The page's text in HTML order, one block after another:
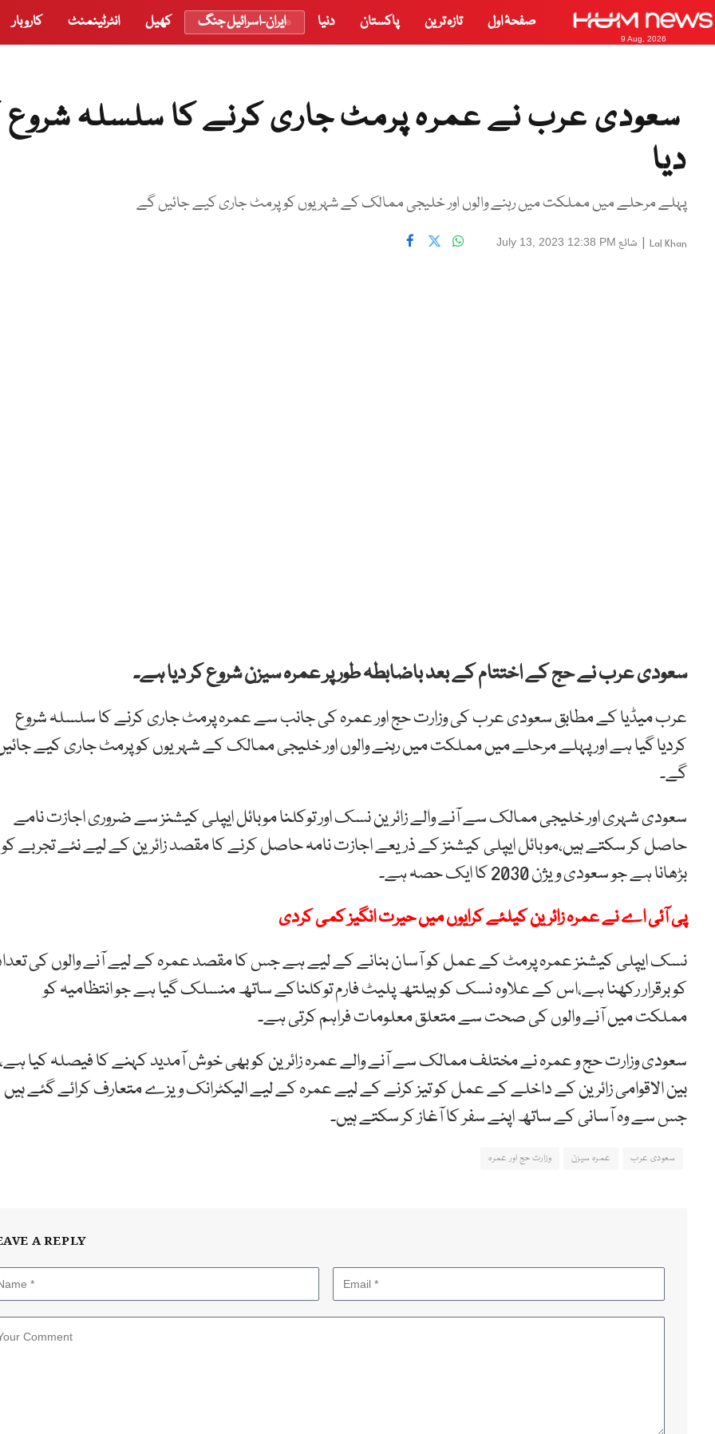
9 Aug, 2026
صفحۂ اول تازہ ترین پاکستان دنیا ایران-اسرائیل جنگ کھیل انٹرٹینمنٹ کاروبار
سعودی عرب نے عمرہ پرمٹ جاری کرنے کا سلسلہ شروع
دیا
پہلے مرحلے میں مملکت میں رہنے والوں اور خلیجی ممالک کے شہریوں کو پرمٹ جاری کیے جائیں گے
Lal Khan
| شائع July 13, 2023 12:38 PM
سعودی عرب نے حج کے اختتام کے بعد باضابطہ طور پر عمرہ سیزن شروع کر دیا ہے۔
عرب میڈیا کے مطابق سعودی عرب کی وزارت حج اور عمرہ کی جانب سے عمرہ پرمٹ جاری کرنے کا سلسلہ شروع
کردیا گیا ہے اور پہلے مرحلے میں مملکت میں رہنے والوں اور خلیجی ممالک کے شہریوں کو پرمٹ جاری کیے
گے۔
سعودی شہری اور خلیجی ممالک سے آنے والے زائرین نسک اور توکلنا موبائل ایپلی کیشنز سے ضروری اجازت نامے
حاصل کر سکتے ہیں،موبائل ایپلی کیشنز کے ذریعے اجازت نامہ حاصل کرنے کا مقصد زائرین کے لیے نئے تجربے کو
بڑھانا ہے جو سعودی ویژن 2030 کا ایک حصہ ہے۔
پی آئی اے نے عمرہ زائرین کیلئے کرایوں میں حیرت انگیز کمی کردی
نسک ایپلی کیشنز عمرہ پرمٹ کے عمل کو آسان بنانے کے لیے ہے جس کا مقصد عمرہ کے لیے آنے والوں کی
کو برقرار رکھنا ہے،اس کے علاوہ نسک کو ہیلتھ پلیٹ فارم توکلناکے ساتھ منسلک گیا ہے جو انتظامیہ کو
مملکت میں آنے والوں کی صحت سے متعلق معلومات فراہم کرتی ہے۔
سعودی وزارت حج و عمرہ نے مختلف ممالک سے آنے والے عمرہ زائرین کو بھی خوش آمدید کہنے کا فیصلہ کیا ہے،
بین الاقوامی زائرین کے داخلے کے عمل کو تیز کرنے کے لیے عمرہ کے لیے الیکٹرانک ویزے متعارف کرائے گئے ہیں
جس سے وہ آسانی کے ساتھ اپنے سفر کا آغاز کر سکتے ہیں۔
سعودی عرب عمرہ سیزن وزارت حج اور عمرہ
A REPLY